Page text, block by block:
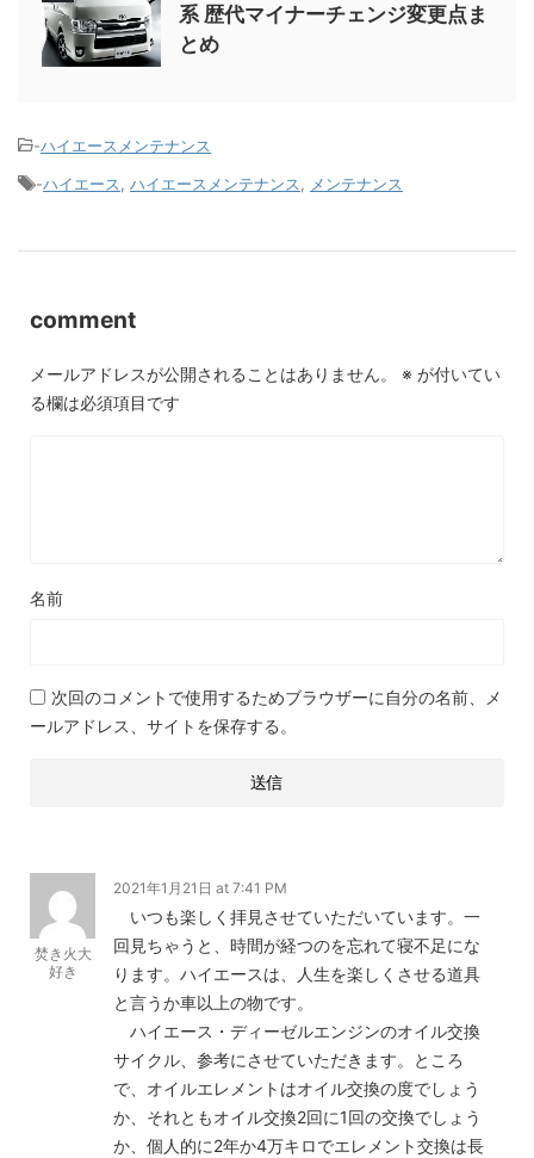
系 歴代マイナーチェンジ変更点ま
とめ
-ハイエースメンテナンス
-ハイエース ハイエースメンテナンス メンテナンス
comment
メールアドレスが公開されることはありません。 ※ が付いてい
る欄は必須項目です
名前
次回のコメントで使用するためブラウザーに自分の名前、メ
ールアドレス、サイトを保存する。
焚き火大
好き
2021年1月21日 at 7:41 PM
いつも楽しく拝見させていただいています。一
回見ちゃうと、時間が経つのを忘れて寝不足にな
ります。ハイエースは、人生を楽しくさせる道具
と言うか車以上の物です。
ハイエース・ディーゼルエンジンのオイル交換
サイクル、参考にさせていただきます。ところ
で、オイルエレメントはオイル交換の度でしょう
か、それともオイル交換2回に1回の交換でしょう
か、個人的に2年か4万キロでエレメント交換は長